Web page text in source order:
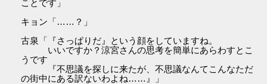
ことです」
キョン「……？」
古泉「『さっぱりだ』という顔をしていますね。
いいですか？涼宮さんの思考を簡単にあらわすとこ
うです
『不思議を探しに来たが、不思議なんてこんなただ
の街中にある訳ないわよね……』」